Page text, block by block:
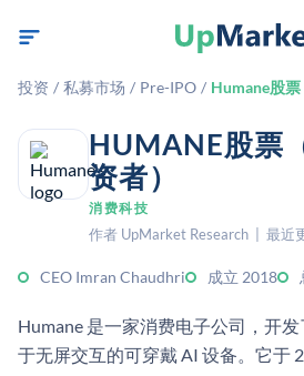
投资 / 私募市场 / Pre-IPO / Humane股票
HUMANE股票
资者）
消费科技
作者 UpMarket Research | 最近
CEO Imran Chaudhri 成立 2018
Humane 是一家消费电子公司，开
于无屏交互的可穿戴 AI 设备。它于